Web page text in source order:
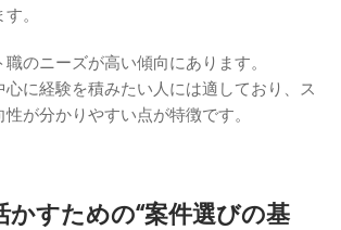
。
のニーズが高い傾向にあります。
心に経験を積みたい人には適しており、ス
が分かりやすい点が特徴です。
かすための“案件選びの基